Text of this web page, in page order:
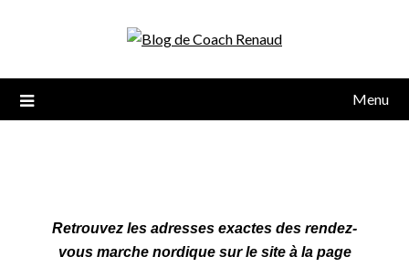
Menu
Retrouvez les adresses exactes des rendez-
vous marche nordique sur le site à la page